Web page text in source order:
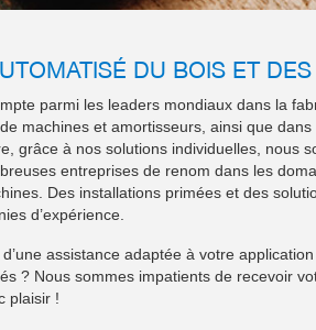
DU BOIS ET
parmi les leaders mondiaux dans la
machines et amortisseurs, ainsi que
grâce à nos solutions individuelles, nous
entreprises de renom dans les
Des installations primées et des
d’expérience.
assistance adaptée à votre
? Nous sommes impatients de recevoir
plaisir !